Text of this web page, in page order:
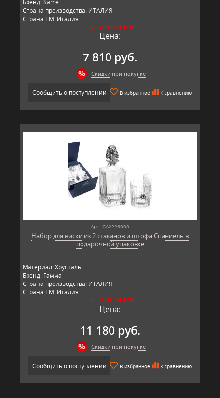
Бренд: Same
Страна производства: ИТАЛИЯ
Страна ТМ: Италия
НЕТ В НАЛИЧИИ
Цена:
7 810 руб.
Скидки при покупке
Сообщить о поступлении В избранное К сравнению
Арт: GA2226008
Набор для виски из 2 стаканов и штофа Спаниель в
подарочной упаковке
Материал: Хрусталь
Бренд: Гамма
Страна производства: ИТАЛИЯ
Страна ТМ: Италия
НЕТ В НАЛИЧИИ
Цена:
11 180 руб.
Скидки при покупке
Сообщить о поступлении В избранное К сравнению